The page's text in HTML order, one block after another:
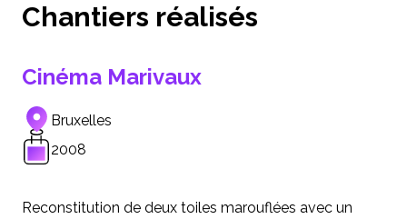
Chantiers réalisés
Cinéma Marivaux
Bruxelles
2008
Reconstitution de deux toiles marouflées avec un